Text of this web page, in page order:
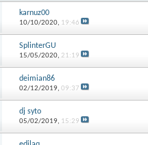
karnuz00
10/10/2020, 19:46
SplinterGU
15/05/2020, 21:19
deimian86
02/12/2019, 09:37
dj syto
05/02/2019, 15:29